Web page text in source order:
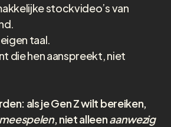
stockvideo’s van
taal.
die hen aanspreekt, niet
als je Gen Z wilt bereiken,
meespelen, niet alleenaanwezig